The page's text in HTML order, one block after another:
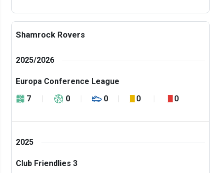
Shamrock Rovers
2025/2026
Europa Conference League
7
0 0 0 0
2025
Club Friendlies 3